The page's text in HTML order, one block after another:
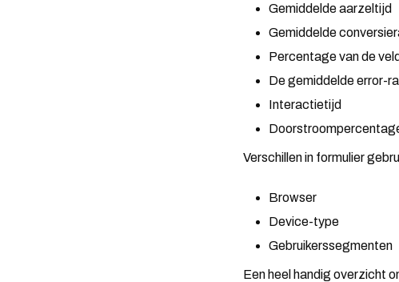
Gemiddelde aarzeltijd
Gemiddelde
Percentage van de
De gemiddelde error-
Interactietijd
Verschillen in formulier
Browser
Device-type
Gebruikerssegmenten
Een heel handig overzicht